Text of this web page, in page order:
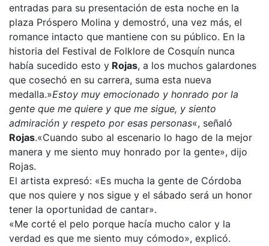
entradas para su presentación de esta noche en la
plaza Próspero Molina y demostró, una vez más, el
romance intacto que mantiene con su público. En la
historia del Festival de Folklore de Cosquín nunca
había sucedido esto y Rojas, a los muchos galardones
que cosechó en su carrera, suma esta nueva
medalla.»Estoy muy emocionado y honrado por la
gente que me quiere y que me sigue, y siento
admiración y respeto por esas personas«, señaló
Rojas.«Cuando subo al escenario lo hago de la mejor
manera y me siento muy honrado por la gente», dijo
Rojas.
El artista expresó: «Es mucha la gente de Córdoba
que nos quiere y nos sigue y el sábado será un honor
tener la oportunidad de cantar».
«Me corté el pelo porque hacía mucho calor y la
verdad es que me siento muy cómodo», explicó.